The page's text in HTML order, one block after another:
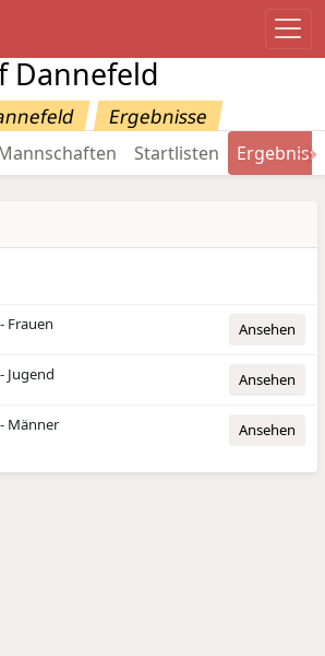
Dannefeld
Ergebnisse
Startlisten →
Frauen
Ansehen
Jugend Ansehen
Männer Ansehen